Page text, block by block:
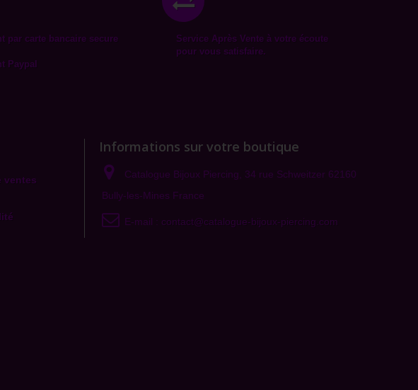
par carte bancaire secure
Paypal
Service Après Vente à votre écoute
pour vous satisfaire.
ventes
Informations sur votre boutique
Catalogue Bijoux Piercing, 34 rue Schweitzer 62160
Bully-les-Mines France
E-mail : contact@catalogue-bijoux-piercing.com